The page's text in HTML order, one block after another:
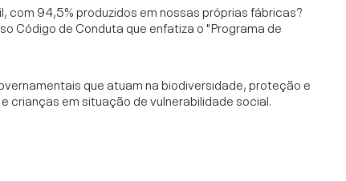
com 94,5% produzidos em nossas próprias fábricas?
Código de Conduta que enfatiza o "Programa de
que atuam na biodiversidade, proteção e
crianças em situação de vulnerabilidade social.